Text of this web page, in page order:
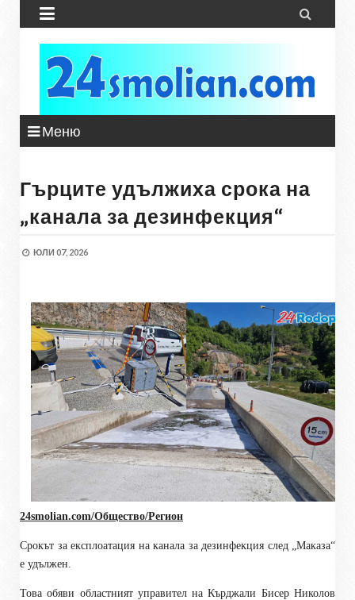
 
Меню
Гърците удължиха срока на
„канала за дезинфекция“
ЮЛИ 07, 2026
24smolian.com/Общество/Регион
Срокът за експлоатация на канала за дезинфекция след „Маказа“
е удължен.
Това обяви областният управител на Кърджали Бисер Николов